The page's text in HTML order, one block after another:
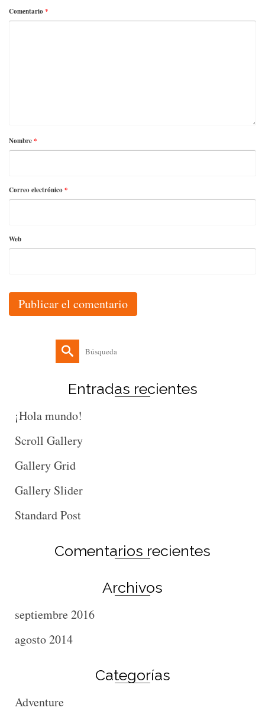
Comentario*
Nombre*
Correo electrónico*
Web
Buscar
por:
Entradas recientes
¡Hola mundo!
Scroll Gallery
Gallery Grid
Gallery Slider
Standard Post
Comentarios recientes
Archivos
septiembre 2016
agosto 2014
Categorías
Adventure